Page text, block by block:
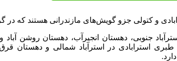
و کتولی جزو گویش‌های مازندرانی هستند که در
جنوبی، دهستان انجیرآب، دهستان روشن
استرابادی در استرآباد شمالی و دهستان